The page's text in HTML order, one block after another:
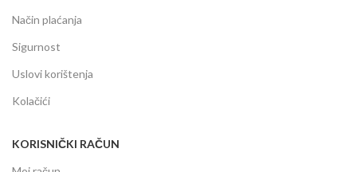
Način plaćanja
Sigurnost
Uslovi korištenja
Kolačići
KORISNIČKI RAČUN